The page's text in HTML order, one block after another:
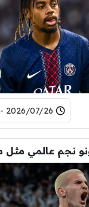
2026/07/26 - 20:02